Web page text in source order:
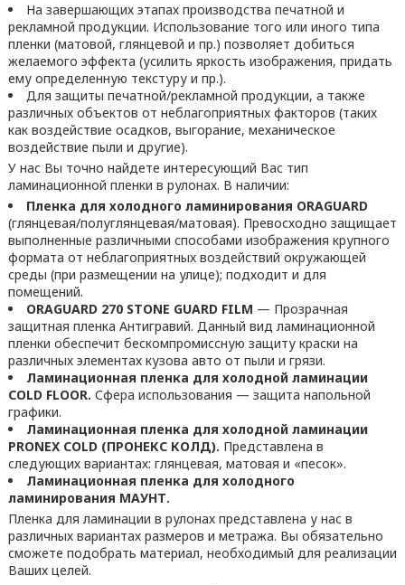
На завершающих этапах производства печатной и
рекламной продукции. Использование того или иного типа
пленки (матовой, глянцевой и пр.) позволяет добиться
желаемого эффекта (усилить яркость изображения, придать
ему определенную текстуру и пр.).
Для защиты печатной/рекламной продукции, а также
различных объектов от неблагоприятных факторов (таких
как воздействие осадков, выгорание, механическое
воздействие пыли и другие).
У нас Вы точно найдете интересующий Вас тип
ламинационной пленки в рулонах. В наличии:
Пленка для холодного ламинирования ORAGUARD
(глянцевая/полуглянцевая/матовая). Превосходно защищает
выполненные различными способами изображения крупного
формата от неблагоприятных воздействий окружающей
среды (при размещении на улице); подходит и для
помещений.
ORAGUARD 270 STONE GUARD FILM — Прозрачная
защитная пленка Антигравий. Данный вид ламинационной
пленки обеспечит бескомпромиссную защиту краски на
различных элементах кузова авто от пыли и грязи.
Ламинационная пленка для холодной ламинации
COLD FLOOR. Сфера использования — защита напольной
графики.
Ламинационная пленка для холодной ламинации
PRONEX COLD (ПРОНЕКС КОЛД). Представлена в
следующих вариантах: глянцевая, матовая и «песок».
Ламинационная пленка для холодного
ламинирования МАУНТ.
Пленка для ламинации в рулонах представлена у нас в
различных вариантах размеров и метража. Вы обязательно
сможете подобрать материал, необходимый для реализации
Ваших целей.